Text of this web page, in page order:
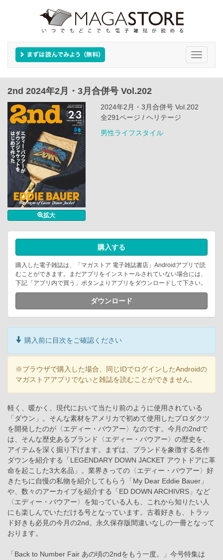
Toggle
2nd 2024年2月・3月合併号 Vol.202
拡大
2024年2月・3月合併号 Vol.202
全291ページ / ヘリテージ
男性ライフスタイル
購入する
購入した電子雑誌は、「マガストア 電子雑誌書店」Androidアプリで読
むことができます。まだアプリをインストールされていない場合には、
下記「アプリ内で買う」ボタンよりアプリをダウンロードして下さい。
ダウンロード
購入前に目次をご確認ください
※ブラウザで購入した場合、同じIDでログインしたAndroidの
マガストアアプリでないと雑誌を読むことができません。
軽く、暖かく、現代において当たり前のように使用されている
「ダウン」。そんな素材をアメリカで初めて使用したプロダクツ
を開発したのが〈エディー・バウアー〉なのです。今月の2ndで
は、そんな歴史あるブランド〈エディー・バウアー〉の歴史を、
アイテムを深く掘り下げます。まずは、ブランドを象徴する名作
ダウンを紹介する「LEGENDARY DOWN JACKET アウトドアに革
命を起こした3大名品」。業界きっての〈エディー・バウアー〉好
きたちに自慢の私物を紹介してもらう「My Dear Eddie Bauer」
や、数々のアーカイブを紹介する「ED DOWN ARCHIVRS」など
〈エディー・バウアー〉を知っている人も、これから知りたい人
にも楽しんでいただける号となっています。古着好きも、トラッ
ド好きも必見の今月の2nd。永久保存版間違いなしの一冊となって
おります。
「Back to Number Fair あの頃の2ndをもう一度。」今号特集は